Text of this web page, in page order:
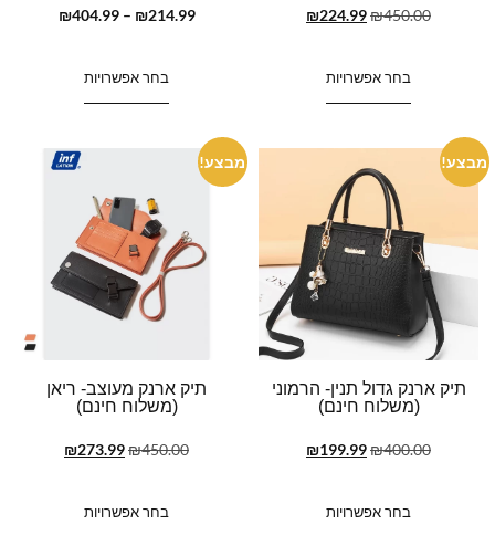
₪450.00
₪224.99
בחר אפשרויות
₪214.99
–
₪404.99
בחר אפשרויות
מבצע!
תיק ארנק גדול תנין- הרמוני
(משלוח חינם)
₪400.00
₪199.99
בחר אפשרויות
מבצע!
תיק ארנק מעוצב- ריאן
(משלוח חינם)
₪450.00
₪273.99
בחר אפשרויות